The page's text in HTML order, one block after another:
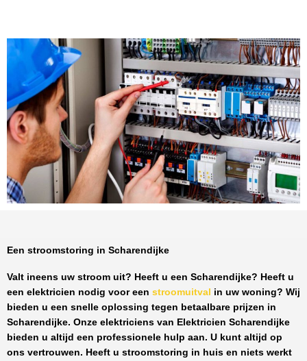
Een stroomstoring in Scharendijke
Valt ineens uw stroom uit? Heeft u een Scharendijke? Heeft u
een elektricien nodig voor een stroomuitval in uw woning? Wij
bieden u een snelle oplossing tegen betaalbare prijzen in
Scharendijke. Onze elektriciens van Elektricien Scharendijke
bieden u altijd een professionele hulp aan. U kunt altijd op
ons vertrouwen. Heeft u stroomstoring in huis en niets werkt